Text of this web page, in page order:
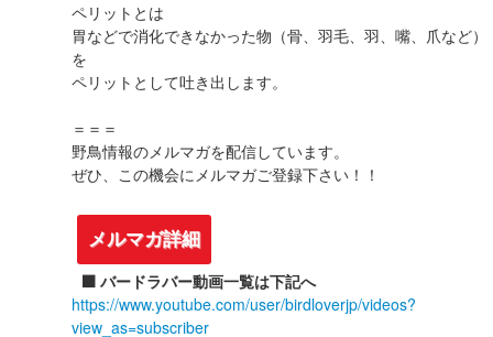
ペリットとは
胃などで消化できなかった物（骨、羽毛、羽、嘴、爪など）
を
ペリットとして吐き出します。
＝＝＝
野鳥情報のメルマガを配信しています。
ぜひ、この機会にメルマガご登録下さい！！
メルマガ詳細
⬛️ バードラバー動画一覧は下記へ
https://www.youtube.com/user/birdloverjp/videos?
view_as=subscriber